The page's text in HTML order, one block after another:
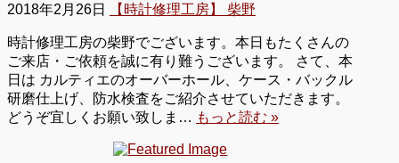
2018年2月26日 【時計修理工房】 柴野
時計修理工房の柴野でございます。本日もたくさんの
ご来店・ご依頼を誠に有り難うございます。 さて、本
日は カルティエのオーバーホール、ケース・バックル
研磨仕上げ、防水検査をご紹介させていただきます。
どうぞ宜しくお願い致しま… もっと読む »